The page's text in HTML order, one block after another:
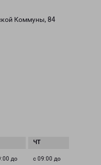
Коммуны, 84
до с 09:00 до